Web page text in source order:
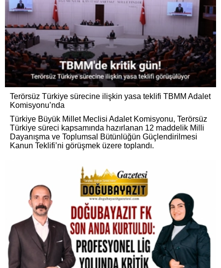
Terörsüz Türkiye sürecine ilişkin yasa teklifi TBMM Adalet
Komisyonu’nda
Türkiye Büyük Millet Meclisi Adalet Komisyonu, Terörsüz
Türkiye süreci kapsamında hazırlanan 12 maddelik Milli
Dayanışma ve Toplumsal Bütünlüğün Güçlendirilmesi
Kanun Teklifi’ni görüşmek üzere toplandı.